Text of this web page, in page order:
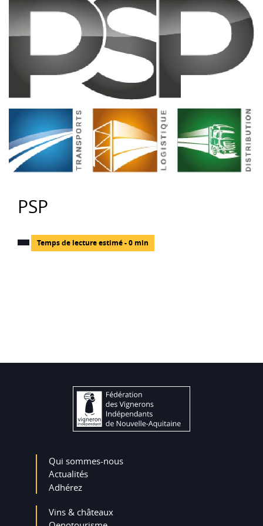
PSP
Temps de lecture estimé - 0 min
Qui sommes-nous
Actualités
Adhérez
Vins & châteaux